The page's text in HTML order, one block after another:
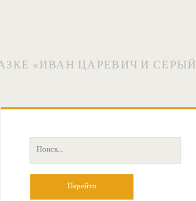
«ИВАН ЦАРЕВИЧ И СЕРЫЙ
П
о